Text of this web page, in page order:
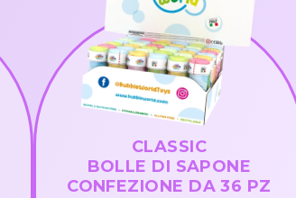
CLASSIC
BOLLE DI SAPONE
CONFEZIONE DA 36 PZ